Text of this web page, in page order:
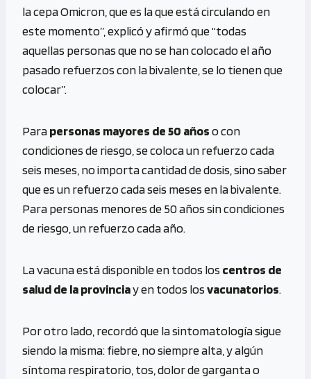
la cepa Omicron, que es la que está circulando en
este momento”, explicó y afirmó que “todas
aquellas personas que no se han colocado el año
pasado refuerzos con la bivalente, se lo tienen que
colocar”.
Parapersonas mayores de 50 añoso con
condiciones de riesgo, se coloca un refuerzo cada
seis meses, no importa cantidad de dosis, sino saber
que es un refuerzo cada seis meses en la bivalente.
Para personas menores de 50 años sin condiciones
de riesgo, un refuerzo cada año.
La vacuna está disponible en todos los centros de
salud de la provinciay en todos losvacunatorios.
Por otro lado, recordó que la sintomatología sigue
siendo la misma: fiebre, no siempre alta, y algún
síntoma respiratorio, tos, dolor de garganta o